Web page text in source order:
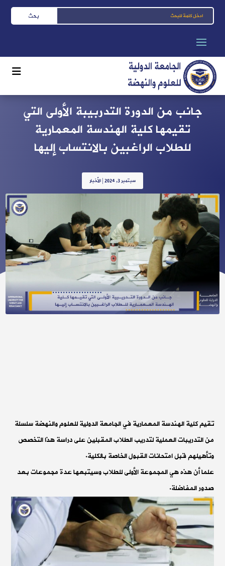
جانب من الدورة التدربيبة الأولى التي
تقيمها كلية الهندسة المعمارية
للطلاب الراغبين بالانتساب إليها
سبتمبر 3, 2024 |الأخبار
تقيم كلية الهندسة المعمارية في الجامعة الدولية للعلوم والنهضة سلسلة
من التدريبات العملية لتدريب الطلاب المقبلين على دراسة هذا التخصص
وتأهيلهم قبل امتحانات القبول الخاصة بالكلية.
علما أن هذه هي المجموعة الأولى للطلاب وسيتبعها عدة مجموعات بعد
صدور المفاضلة.